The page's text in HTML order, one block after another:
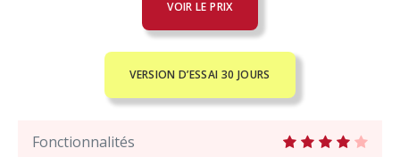
VOIR LE PRIX
VERSION D’ESSAI 30 JOURS
Fonctionnalités